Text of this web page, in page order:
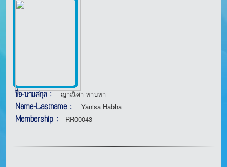
ชื่อ-นามสกุล : ญาณิศา หาบหา
Name-Lastname : Yanisa Habha
Membership : RR00043